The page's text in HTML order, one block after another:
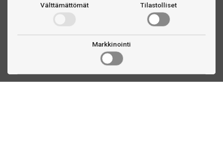
Välttämättömät Tilastolliset
Markkinointi